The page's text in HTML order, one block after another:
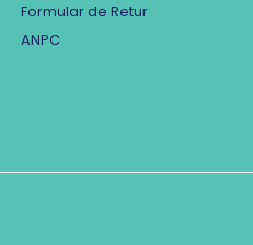
Formular de Retur
ANPC